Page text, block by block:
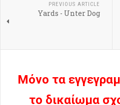
PREVIOUS ARTICLE
Yards - Unter Dog
Μόνο τα
το δικαίωμα